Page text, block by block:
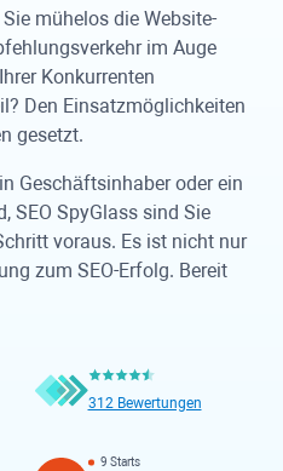
mühelos die Website-
im Auge
Konkurrenten
Den Einsatzmöglichkeiten
gesetzt.
Geschäftsinhaber oder ein
SEO SpyGlass sind Sie
voraus. Es ist nicht nur
zum SEO-Erfolg. Bereit
312 Bewertungen
9 Starts